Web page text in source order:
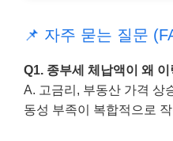
📌 자주 묻는 질문
Q1. 종부세 체납액이 왜
A. 고금리, 부동산 가격 상
동성 부족이 복합적으로